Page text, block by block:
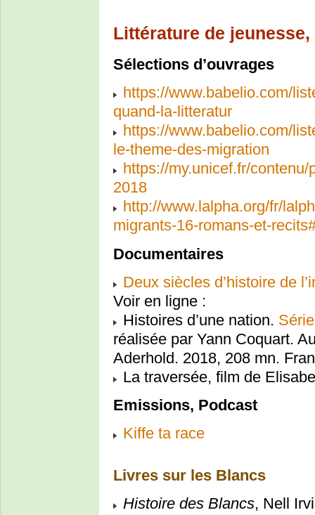
Littérature de
Sélections d’ouvrages
https://www.babelio.com/
quand-la-litteratur
https://www.babelio.com/
le-theme-des-migration
https://my.unicef.fr/
2018
http://www.lalpha.org/fr/
migrants-16-romans-et-
Documentaires
Deux siècles d’histoire de
Voir en ligne :
Histoires d’une nation.
réalisée par Yann Coquart.
Aderhold. 2018, 208 mn.
La traversée, film de
Emissions, Podcast
Kiffe ta race
Livres sur les Blancs
Histoire des Blancs, Nell